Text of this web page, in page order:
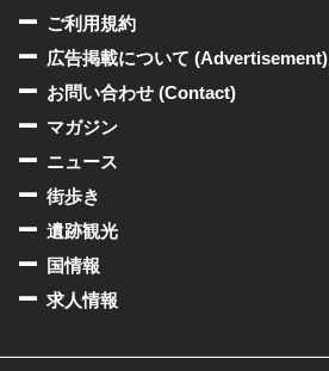
ご利用規約
広告掲載について (Advertisement)
お問い合わせ (Contact)
マガジン
ニュース
街歩き
遺跡観光
国情報
求人情報